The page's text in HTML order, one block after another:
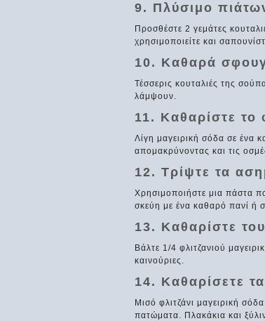
9. Πλύσιμο
Προσθέστε 2 γεμάτες
χρησιμοποιείτε και
10. Καθαρά
Τέσσερις κουταλιές της
λάμψουν.
11. Καθαρίστε το
Λίγη μαγειρική σόδα σε ένα
απομακρύνοντας και τις
12. Τρίψτε τα
Χρησιμοποιήστε μια πάστα
σκεύη με ένα καθαρό πανί ή
13. Καθαρίστε
Βάλτε 1/4 φλιτζανιού
καινούριες.
14. Καθαρίσετε
Μισό φλιτζάνι μαγειρική
πατώματα. Πλακάκια και